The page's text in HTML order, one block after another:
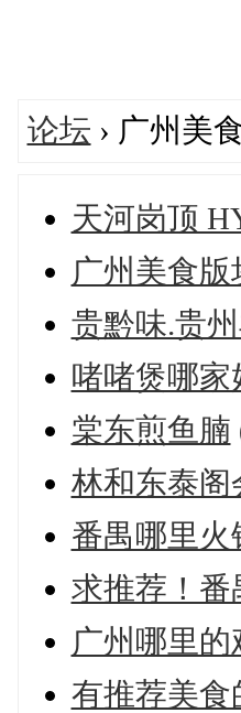
论坛 › 广州美
天河岗顶
广州美食版
贵黔味.贵
啫啫煲哪家
棠东煎鱼腩
林和东泰阁
番禺哪里火
求推荐！番
广州哪里的
有推荐美食